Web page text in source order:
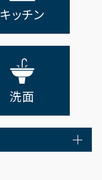
キッチン
洗面